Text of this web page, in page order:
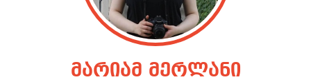
მარიამ მერლანი